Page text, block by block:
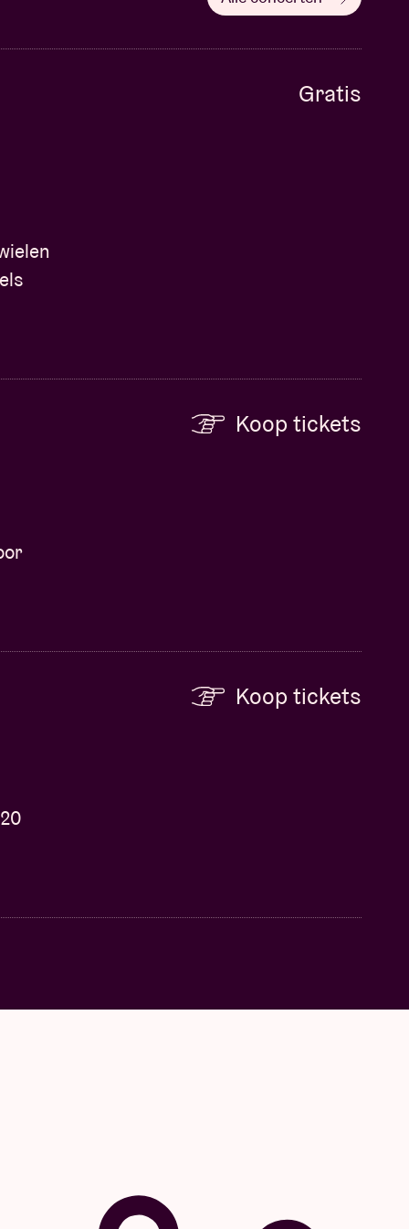
Gratis
Koop tickets
Koop tickets